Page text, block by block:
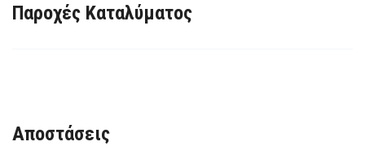
Παροχές Καταλύματος
Αποστάσεις